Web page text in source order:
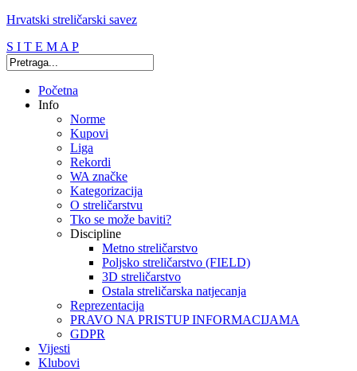
Hrvatski streličarski savez
S I T E M A P
Početna
Info
Norme
Kupovi
Liga
Rekordi
WA značke
Kategorizacija
O streličarstvu
Tko se može baviti?
Discipline
Metno streličarstvo
Poljsko streličarstvo (FIELD)
3D streličarstvo
Ostala streličarska natjecanja
Reprezentacija
PRAVO NA PRISTUP INFORMACIJAMA
GDPR
Vijesti
Klubovi